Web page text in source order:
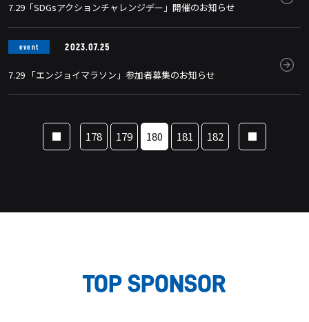
7.29「SDGsアクションチャレンジデー」開催のお知らせ
event 2023.07.25
7.29 「エンジョイマラソン」参加者募集のお知らせ
178 179 180 181 182
TOP SPONSOR